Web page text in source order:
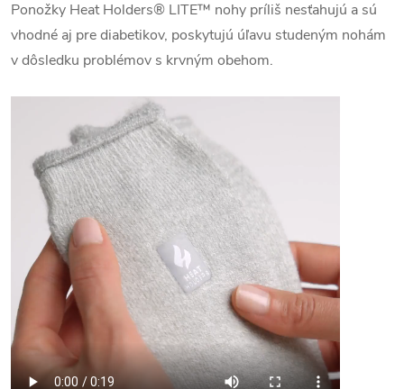
Ponožky Heat Holders® LITE™ nohy príliš nesťahujú a sú
vhodné aj pre diabetikov, poskytujú úľavu studeným nohám
v dôsledku problémov s krvným obehom.